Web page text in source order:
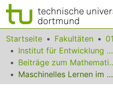
Bereiche & Sammlungen
Das gesamte Repositorium
Statistiken
Startseite Fakultäten
Institut für Entwicklung und Erforschung des Mathematikunterrichts
Beiträge
Maschinelles Lernen im Schulunterricht am Beispiel einer problemorientierten Lerneinheit zur Wortvorhersage